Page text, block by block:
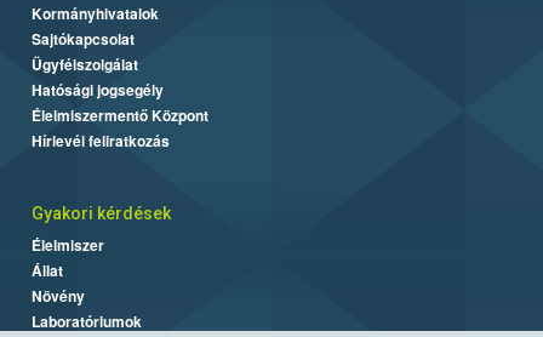
Kormányhivatalok
Sajtókapcsolat
Ügyfélszolgálat
Hatósági jogsegély
Élelmiszermentő Központ
Hírlevél feliratkozás
Gyakori kérdések
Élelmiszer
Állat
Növény
Laboratóriumok